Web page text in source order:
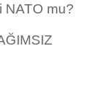
NATO mu?